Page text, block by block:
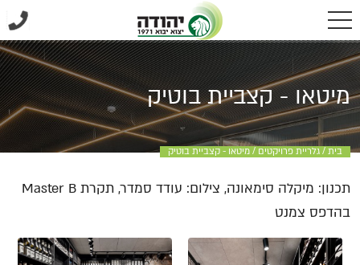
מיטאו - קצביית בוטיק
בית / גלריית פרויקטים / מיטאו - קצביית בוטיק
תכנון: מיקלה סימאונה, צילום: עודד סמדר, תקרת Master B
בהדפס צמנט